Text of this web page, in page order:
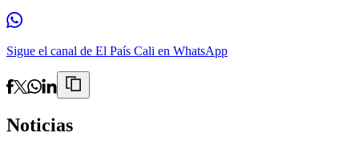
Sigue el canal de El País Cali en WhatsApp
Noticias